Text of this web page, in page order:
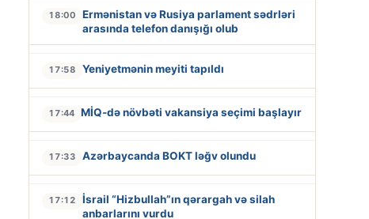
18:00
Ermənistan və Rusiya parlament sədrləri
arasında telefon danışığı olub
17:58 Yeniyetmənin meyiti tapıldı
17:44 MİQ-də növbəti vakansiya seçimi başlayır
17:33 Azərbaycanda BOKT ləğv olundu
17:12
İsrail “Hizbullah”ın qərargah və silah
anbarlarını vurdu